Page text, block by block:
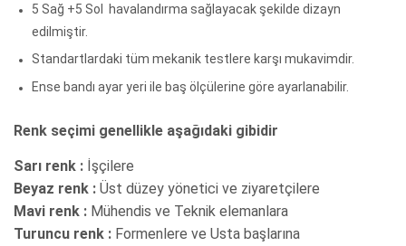
5 Sağ +5 Sol havalandırma sağlayacak şekilde dizayn
edilmiştir.
Standartlardaki tüm mekanik testlere karşı mukavimdir.
Ense bandı ayar yeri ile baş ölçülerine göre ayarlanabilir.
Renk seçimi genellikle aşağıdaki gibidir
Sarı renk : İşçilere
Beyaz renk : Üst düzey yönetici ve ziyaretçilere
Mavi renk : Mühendis ve Teknik elemanlara
Turuncu renk : Formenlere ve Usta başlarına